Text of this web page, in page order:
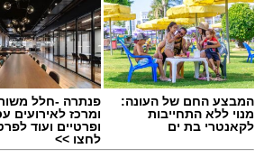
המבצע החם של העונה:
מנוי ללא התחייבות
לקאנטרי בת ים
פנתרה -חלל
ומרכז לאירועים
ופרטיים ועוד
לחצו >>